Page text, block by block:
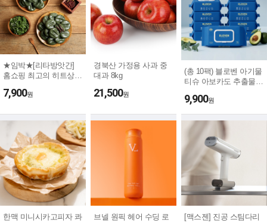
★임박★[리타방앗간]
홈쇼핑 최고의 히트상품
한 2026/9/14
7,900원
경북산 가정용 사과 중
대과 8kg
21,500원
(총 10팩) 블로벤 아기물
티슈 아보카도 추출물
형 프리미엄 초순수 엠
보싱 물티슈 대용량 72
매
9,900원
한맥 미니시카고피자 콰
브넬 원픽 헤어 수딩 로
[맥스젠] 진공 스팀다리